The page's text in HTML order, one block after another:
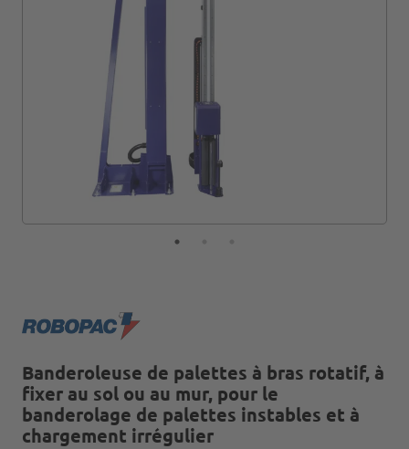
Banderoleuse de palettes à bras rotatif, à
fixer au sol ou au mur, pour le
banderolage de palettes instables et à
chargement irrégulier